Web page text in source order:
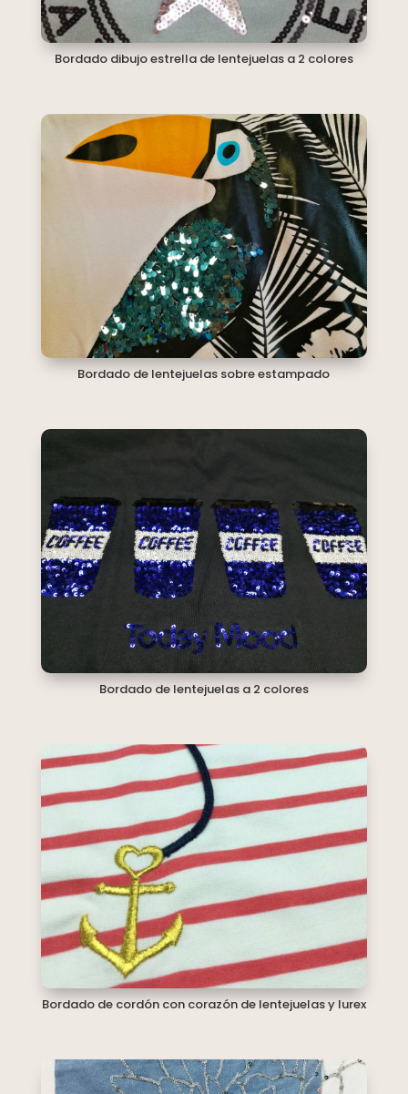
Bordado dibujo estrella de lentejuelas a 2 colores
Bordado de lentejuelas sobre estampado
Bordado de lentejuelas a 2 colores
Bordado de cordón con corazón de lentejuelas y lurex